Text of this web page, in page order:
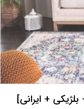
+ ایرانی]